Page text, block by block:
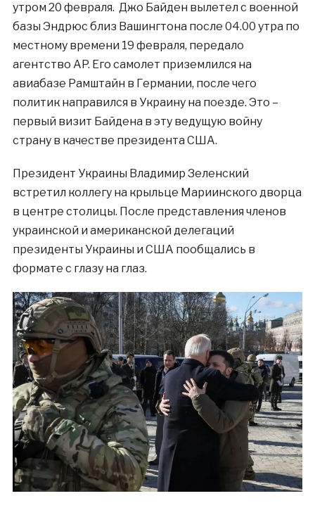
утром 20 февраля. Джо Байден вылетел с военной
базы Эндрюс близ Вашингтона после 04.00 утра по
местному времени 19 февраля, передало
агентство AP. Его самолет приземлился на
авиабазе Рамштайн в Германии, после чего
политик направился в Украину на поезде. Это –
первый визит Байдена в эту ведущую войну
страну в качестве президента США.
Президент Украины Владимир Зеленский
встретил коллегу на крыльце Мариинского дворца
в центре столицы. После представления членов
украинской и американской делегаций
президенты Украины и США пообщались в
формате с глазу на глаз.